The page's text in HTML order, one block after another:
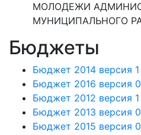
МОЛОДЕЖИ
МУНИЦИПАЛЬНОГО
Бюджеты
Бюджет 2014 версия 1
Бюджет 2016 версия 0
Бюджет 2012 версия 1
Бюджет 2013 версия 0
Бюджет 2015 версия 0